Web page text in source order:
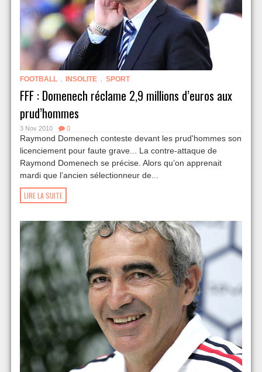
FOOTBALL , INSOLITE , SPORT
FFF : Domenech réclame 2,9 millions d’euros aux
prud’hommes
3 Nov 2010 0
Raymond Domenech conteste devant les prud'hommes son
licenciement pour faute grave... La contre-attaque de
Raymond Domenech se précise. Alors qu’on apprenait
mardi que l’ancien sélectionneur de...
LIRE LA SUITE